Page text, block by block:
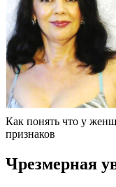
Как понять что у
признаков
Чрезмерная